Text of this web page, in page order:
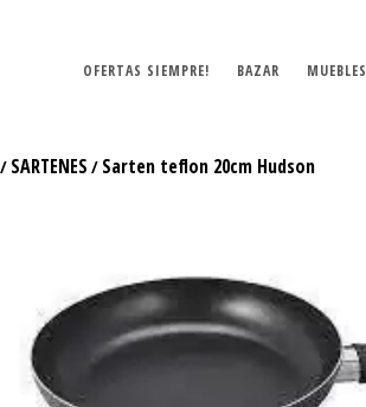
OFERTAS SIEMPRE! BAZAR MUEBLES
/ SARTENES / Sarten teflon 20cm Hudson